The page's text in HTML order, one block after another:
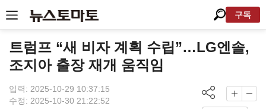
구독
트럼프 “새 비자 계획 수립”…LG엔솔,
조지아 출장 재개 움직임
입력: 2025-10-29 10:37:15
수정: 2025-10-30 21:22:52